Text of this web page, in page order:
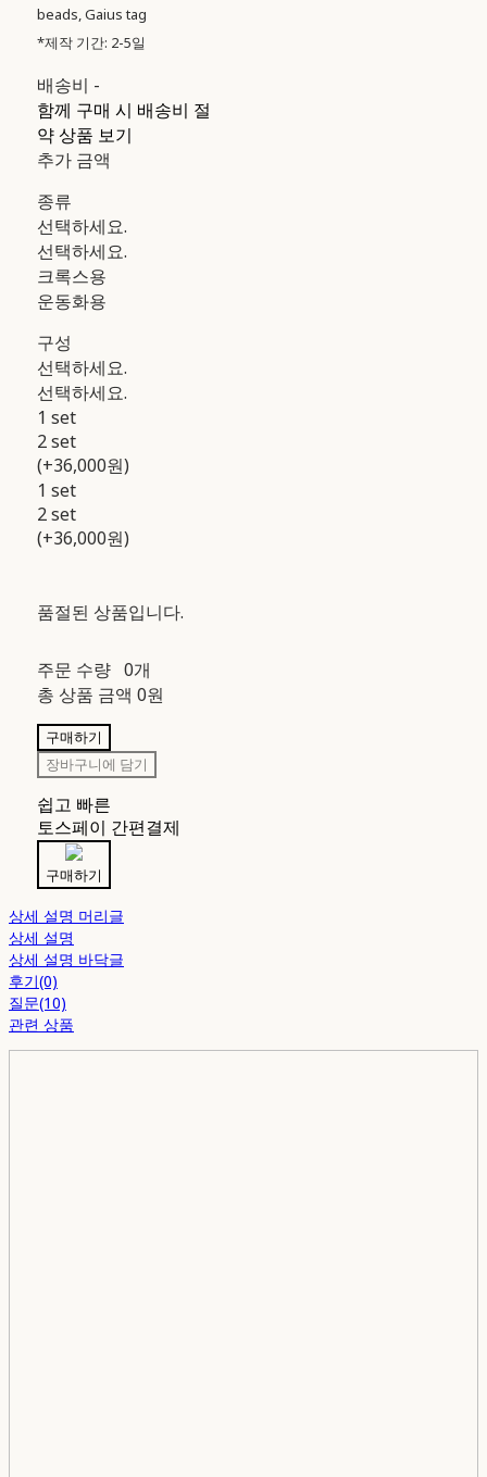
beads, Gaius tag
*제작 기간: 2-5일
배송비 -
함께 구매 시 배송비 절
약 상품 보기
추가 금액
종류
선택하세요.
선택하세요.
크록스용
운동화용
구성
선택하세요.
선택하세요.
1 set
2 set
(+36,000원)
1 set
2 set
(+36,000원)
품절된 상품입니다.
주문 수량 0개
총 상품 금액 0원
구매하기
장바구니에 담기
쉽고 빠른
토스페이 간편결제
구매하기
상세 설명 머리글
상세 설명
상세 설명 바닥글
후기(0)
질문(10)
관련 상품